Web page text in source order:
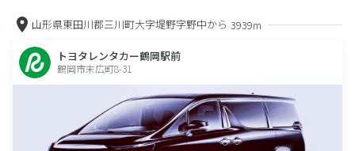
山形県東田川郡三川町大字堤野字野中から 3939m
トヨタレンタカー鶴岡駅前
鶴岡市末広町8-31